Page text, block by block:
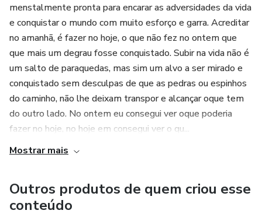
menstalmente pronta para encarar as adversidades da vida
e conquistar o mundo com muito esforço e garra. Acreditar
no amanhã, é fazer no hoje, o que não fez no ontem que
que mais um degrau fosse conquistado. Subir na vida não é
um salto de paraquedas, mas sim um alvo a ser mirado e
conquistado sem desculpas de que as pedras ou espinhos
do caminho, não lhe deixam transpor e alcançar oque tem
do outro lado. No ontem eu consegui ver oque poderia
fazer no hoje, no hoje em consegui ver o qu...
Mostrar mais
Outros produtos de quem criou esse
conteúdo